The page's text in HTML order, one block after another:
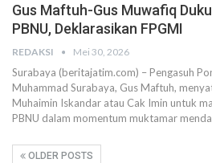
Gus Maftuh-Gus Muwafiq
PBNU, Deklarasikan FPGMI
REDAKSI Mei 30, 2026
Surabaya (beritajatim.com) – Pengasuh
Muhammad Surabaya, Gus Maftuh,
Muhaimin Iskandar atau Cak Imin untuk
PBNU dalam momentum muktamar
OLDER POSTS